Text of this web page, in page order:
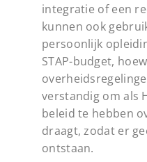
integratie of een
kunnen ook
persoonlijk
STAP-budget,
verstandig om als
beleid te hebben
draagt, zodat er
ontstaan.